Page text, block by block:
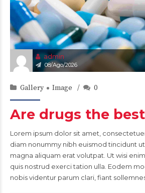
admin
08/Ago/2026
Gallery Image 0
Are drugs the
Lorem ipsum dolor sit amet,
diam nonummy nibh euismod tincidunt
magna aliquam erat volutpat. Ut wisi
quis nostrud exerci tation ulla. Eodem
nobis videntur parum clari, fiant